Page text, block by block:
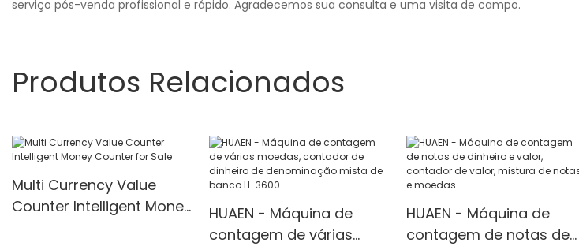
serviço pós-venda profissional e rápido. Agradecemos sua consulta e uma visita de campo.
Produtos Relacionados
Multi Currency Value
Counter Intelligent Money
HUAEN - Máquina de
contagem de várias
HUAEN - Máquina de
contagem de notas de